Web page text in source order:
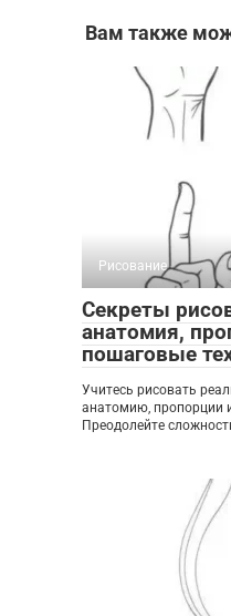
Вам также
Рисование
Секреты
анатомия,
пошаговые
Учитесь рисовать
анатомию, пропорции
Преодолейте